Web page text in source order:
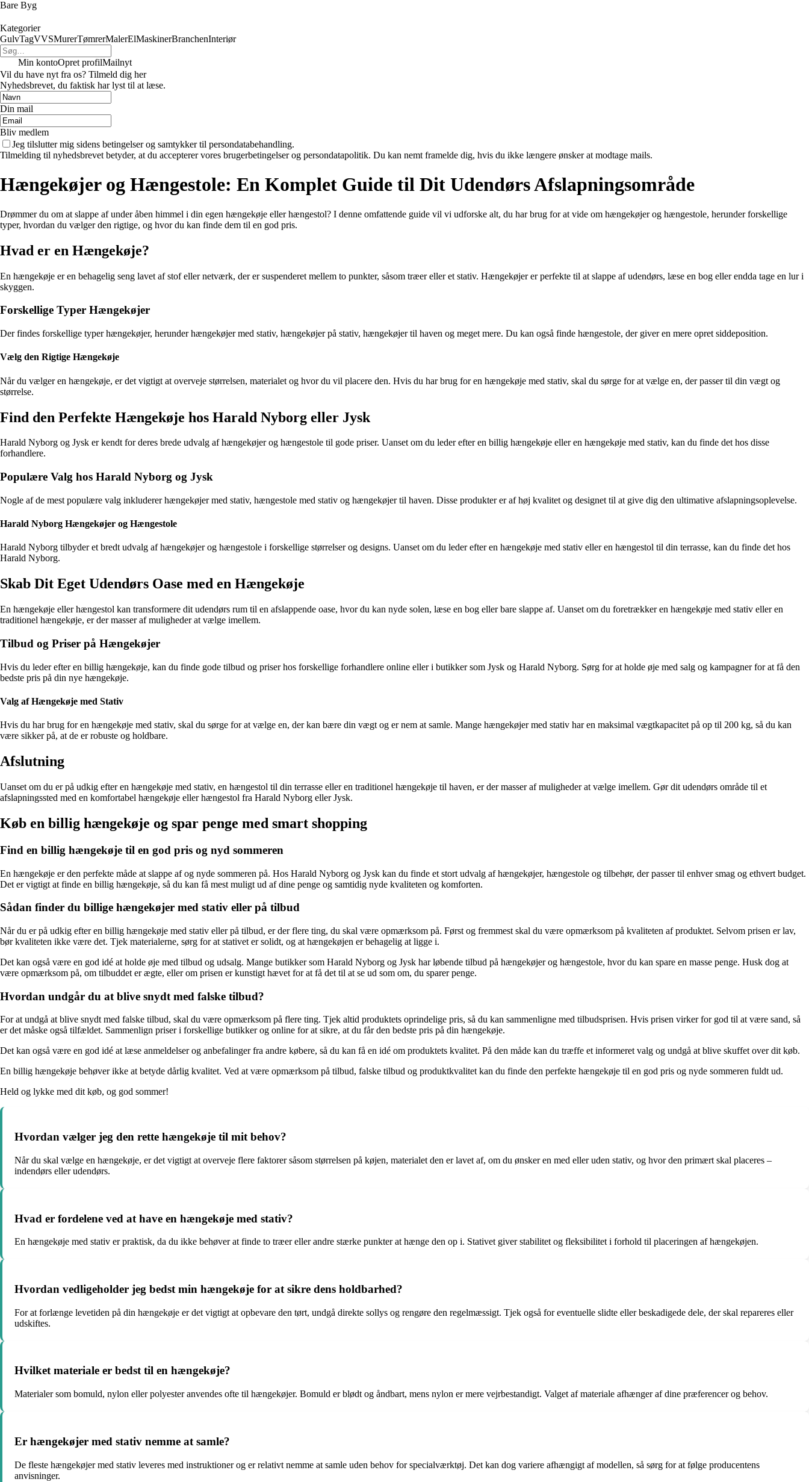
Bare Byg
Kategorier
GulvTagVVSMurerTømrerMalerElMaskinerBranchenInteriør
Min kontoOpret profilMailnyt
Vil du have nyt fra os? Tilmeld dig her
Nyhedsbrevet, du faktisk har lyst til at læse.
Din mail
Bliv medlem
Jeg tilslutter mig sidens betingelser og samtykker til persondatabehandling.
Tilmelding til nyhedsbrevet betyder, at du accepterer vores brugerbetingelser og persondatapolitik. Du kan nemt framelde dig, hvis du ikke længere ønsker at modtage mails.
Hængekøjer og Hængestole: En Komplet Guide til Dit Udendørs Afslapningsområde
Drømmer du om at slappe af under åben himmel i din egen hængekøje eller hængestol? I denne omfattende guide vil vi udforske alt, du har brug for at vide om hængekøjer og hængestole, herunder forskellige
typer, hvordan du vælger den rigtige, og hvor du kan finde dem til en god pris.
Hvad er en Hængekøje?
En hængekøje er en behagelig seng lavet af stof eller netværk, der er suspenderet mellem to punkter, såsom træer eller et stativ. Hængekøjer er perfekte til at slappe af udendørs, læse en bog eller endda tage en lur i
skyggen.
Forskellige Typer Hængekøjer
Der findes forskellige typer hængekøjer, herunder hængekøjer med stativ, hængekøjer på stativ, hængekøjer til haven og meget mere. Du kan også finde hængestole, der giver en mere opret siddeposition.
Vælg den Rigtige Hængekøje
Når du vælger en hængekøje, er det vigtigt at overveje størrelsen, materialet og hvor du vil placere den. Hvis du har brug for en hængekøje med stativ, skal du sørge for at vælge en, der passer til din vægt og
størrelse.
Find den Perfekte Hængekøje hos Harald Nyborg eller Jysk
Harald Nyborg og Jysk er kendt for deres brede udvalg af hængekøjer og hængestole til gode priser. Uanset om du leder efter en billig hængekøje eller en hængekøje med stativ, kan du finde det hos disse
forhandlere.
Populære Valg hos Harald Nyborg og Jysk
Nogle af de mest populære valg inkluderer hængekøjer med stativ, hængestole med stativ og hængekøjer til haven. Disse produkter er af høj kvalitet og designet til at give dig den ultimative afslapningsoplevelse.
Harald Nyborg Hængekøjer og Hængestole
Harald Nyborg tilbyder et bredt udvalg af hængekøjer og hængestole i forskellige størrelser og designs. Uanset om du leder efter en hængekøje med stativ eller en hængestol til din terrasse, kan du finde det hos
Harald Nyborg.
Skab Dit Eget Udendørs Oase med en Hængekøje
En hængekøje eller hængestol kan transformere dit udendørs rum til en afslappende oase, hvor du kan nyde solen, læse en bog eller bare slappe af. Uanset om du foretrækker en hængekøje med stativ eller en
traditionel hængekøje, er der masser af muligheder at vælge imellem.
Tilbud og Priser på Hængekøjer
Hvis du leder efter en billig hængekøje, kan du finde gode tilbud og priser hos forskellige forhandlere online eller i butikker som Jysk og Harald Nyborg. Sørg for at holde øje med salg og kampagner for at få den
bedste pris på din nye hængekøje.
Valg af Hængekøje med Stativ
Hvis du har brug for en hængekøje med stativ, skal du sørge for at vælge en, der kan bære din vægt og er nem at samle. Mange hængekøjer med stativ har en maksimal vægtkapacitet på op til 200 kg, så du kan
være sikker på, at de er robuste og holdbare.
Afslutning
Uanset om du er på udkig efter en hængekøje med stativ, en hængestol til din terrasse eller en traditionel hængekøje til haven, er der masser af muligheder at vælge imellem. Gør dit udendørs område til et
afslapningssted med en komfortabel hængekøje eller hængestol fra Harald Nyborg eller Jysk.
Køb en billig hængekøje og spar penge med smart shopping
Find en billig hængekøje til en god pris og nyd sommeren
En hængekøje er den perfekte måde at slappe af og nyde sommeren på. Hos Harald Nyborg og Jysk kan du finde et stort udvalg af hængekøjer, hængestole og tilbehør, der passer til enhver smag og ethvert budget.
Det er vigtigt at finde en billig hængekøje, så du kan få mest muligt ud af dine penge og samtidig nyde kvaliteten og komforten.
Sådan finder du billige hængekøjer med stativ eller på tilbud
Når du er på udkig efter en billig hængekøje med stativ eller på tilbud, er der flere ting, du skal være opmærksom på. Først og fremmest skal du være opmærksom på kvaliteten af produktet. Selvom prisen er lav,
bør kvaliteten ikke være det. Tjek materialerne, sørg for at stativet er solidt, og at hængekøjen er behagelig at ligge i.
Det kan også være en god idé at holde øje med tilbud og udsalg. Mange butikker som Harald Nyborg og Jysk har løbende tilbud på hængekøjer og hængestole, hvor du kan spare en masse penge. Husk dog at
være opmærksom på, om tilbuddet er ægte, eller om prisen er kunstigt hævet for at få det til at se ud som om, du sparer penge.
Hvordan undgår du at blive snydt med falske tilbud?
For at undgå at blive snydt med falske tilbud, skal du være opmærksom på flere ting. Tjek altid produktets oprindelige pris, så du kan sammenligne med tilbudsprisen. Hvis prisen virker for god til at være sand, så
er det måske også tilfældet. Sammenlign priser i forskellige butikker og online for at sikre, at du får den bedste pris på din hængekøje.
Det kan også være en god idé at læse anmeldelser og anbefalinger fra andre købere, så du kan få en idé om produktets kvalitet. På den måde kan du træffe et informeret valg og undgå at blive skuffet over dit køb.
En billig hængekøje behøver ikke at betyde dårlig kvalitet. Ved at være opmærksom på tilbud, falske tilbud og produktkvalitet kan du finde den perfekte hængekøje til en god pris og nyde sommeren fuldt ud.
Held og lykke med dit køb, og god sommer!
Hvordan vælger jeg den rette hængekøje til mit behov?
Når du skal vælge en hængekøje, er det vigtigt at overveje flere faktorer såsom størrelsen på køjen, materialet den er lavet af, om du ønsker en med eller uden stativ, og hvor den primært skal placeres –
indendørs eller udendørs.
Hvad er fordelene ved at have en hængekøje med stativ?
En hængekøje med stativ er praktisk, da du ikke behøver at finde to træer eller andre stærke punkter at hænge den op i. Stativet giver stabilitet og fleksibilitet i forhold til placeringen af hængekøjen.
Hvordan vedligeholder jeg bedst min hængekøje for at sikre dens holdbarhed?
For at forlænge levetiden på din hængekøje er det vigtigt at opbevare den tørt, undgå direkte sollys og rengøre den regelmæssigt. Tjek også for eventuelle slidte eller beskadigede dele, der skal repareres eller
udskiftes.
Hvilket materiale er bedst til en hængekøje?
Materialer som bomuld, nylon eller polyester anvendes ofte til hængekøjer. Bomuld er blødt og åndbart, mens nylon er mere vejrbestandigt. Valget af materiale afhænger af dine præferencer og behov.
Er hængekøjer med stativ nemme at samle?
De fleste hængekøjer med stativ leveres med instruktioner og er relativt nemme at samle uden behov for specialværktøj. Det kan dog variere afhængigt af modellen, så sørg for at følge producentens
anvisninger.